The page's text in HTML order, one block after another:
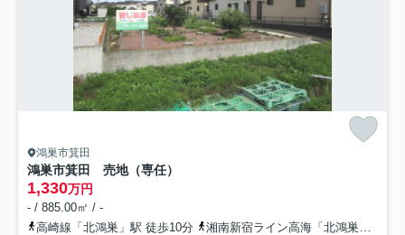
鴻巣市箕田
鴻巣市箕田 売地（専任）
1,330万円
- / 885.00㎡ / -
高崎線「北鴻巣」駅 徒歩10分
湘南新宿ライン高海「北鴻巣」駅 徒歩10分